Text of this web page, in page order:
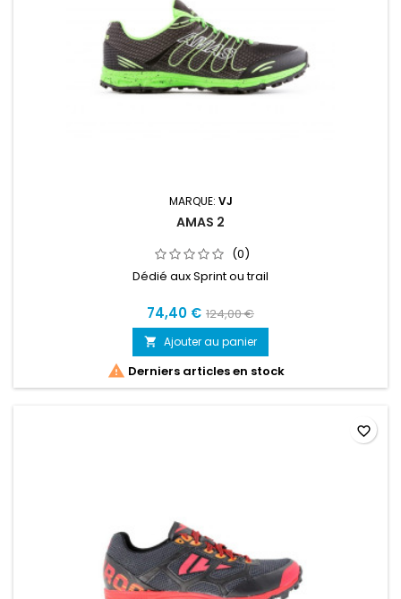
MARQUE: VJ
AMAS 2
(0)
Dédié aux Sprint ou trail
74,40 € 124,00 €
 Ajouter au panier
 Derniers articles en stock
favorite_border